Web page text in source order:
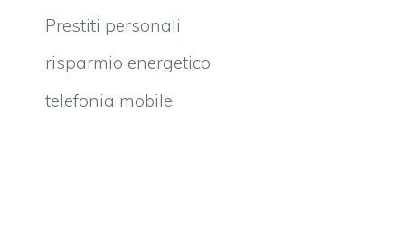
Prestiti personali
risparmio energetico
telefonia mobile